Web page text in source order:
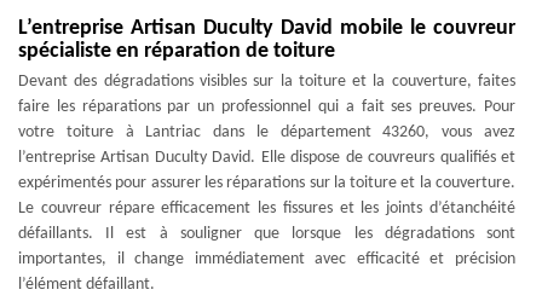
L’entreprise Artisan Duculty David mobile le couvreur
spécialiste en réparation de toiture
Devant des dégradations visibles sur la toiture et la couverture, faites
faire les réparations par un professionnel qui a fait ses preuves. Pour
votre toiture à Lantriac dans le département 43260, vous avez
l’entreprise Artisan Duculty David. Elle dispose de couvreurs qualifiés et
expérimentés pour assurer les réparations sur la toiture et la couverture.
Le couvreur répare efficacement les fissures et les joints d’étanchéité
défaillants. Il est à souligner que lorsque les dégradations sont
importantes, il change immédiatement avec efficacité et précision
l’élément défaillant.